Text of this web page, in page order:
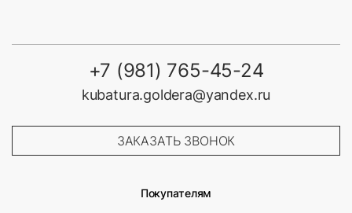
Покупателям
+7 (981) 765-45-24
kubatura.goldera@yandex.ru
ЗАКАЗАТЬ ЗВОНОК